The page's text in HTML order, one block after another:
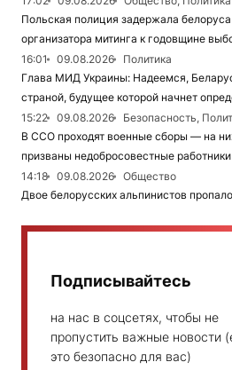
Польская полиция задержала
организатора митинга к годовщине
16:01
09.08.2026
Политика
Глава МИД Украины: Надеемся,
страной, будущее которой начнет
15:22
09.08.2026
Безопасность,
В ССО проходят военные сборы — на
призваны недобросовестные
14:18
09.08.2026
Общество
Двое белорусских альпинистов
Подписывайтесь
на нас в соцсетях, чтобы не
пропустить важные новости
это безопасно для вас)